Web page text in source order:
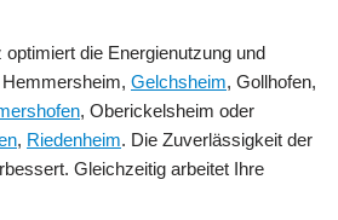
die Energienutzung und
Gelchsheim, Gollhofen,
, Oberickelsheim oder
, Riedenheim. Die Zuverlässigkeit der
Gleichzeitig arbeitet Ihre